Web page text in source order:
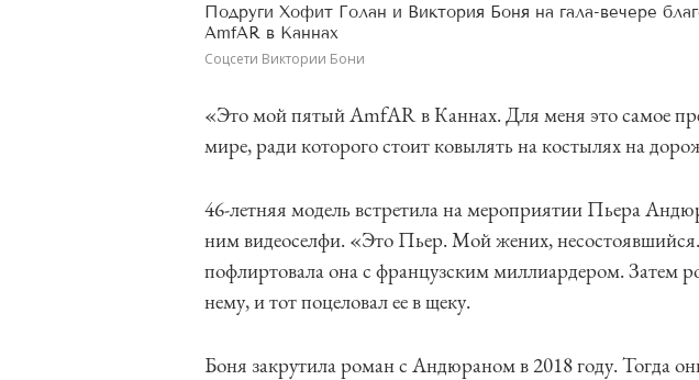
Подруги Хофит Голан и Виктория Боня на гала-вечере
AmfAR в Каннах
Соцсети Виктории Бони
«Это мой пятый AmfAR в Каннах. Для меня это самое
мире, ради которого стоит ковылять на костылях на
46-летняя модель встретила на мероприятии Пьера
ним видеоселфи. «Это Пьер. Мой жених,
пофлиртовала она с французским миллиардером. Затем
нему, и тот поцеловал ее в щеку.
Боня закрутила роман с Андюраном в 2018 году. Тогда